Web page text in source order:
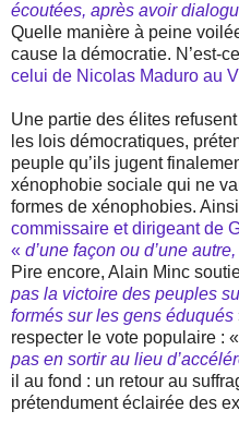
écoutées, après avoir
Quelle manière à peine
cause la démocratie. N’est-
celui de Nicolas Maduro au
Une partie des élites
les lois démocratiques,
peuple qu’ils jugent
xénophobie sociale qui ne
formes de xénophobies. Ainsi
commissaire et dirigeant de
« d’une façon ou d’une
Pire encore, Alain Minc
pas la victoire des peuples
formés sur les gens éduqués
respecter le vote populaire : «
pas en sortir au lieu
il au fond : un retour au
prétendument éclairée des